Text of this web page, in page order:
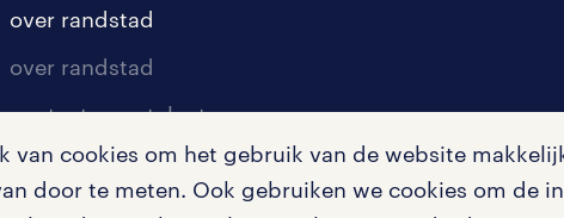
van cookies om het gebruik van de website
door te meten. Ook gebruiken we cookies om de
over randstad
over randstad
contact voor talent
contact voor werkgevers